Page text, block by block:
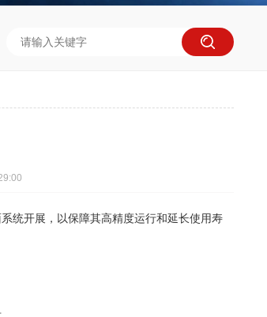
统开展，以保障其高精度运行和延长使用寿